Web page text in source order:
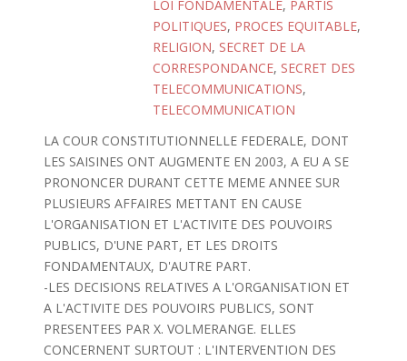
LOI FONDAMENTALE, PARTIS
POLITIQUES, PROCES EQUITABLE,
RELIGION, SECRET DE LA
CORRESPONDANCE, SECRET DES
TELECOMMUNICATIONS,
TELECOMMUNICATION
LA COUR CONSTITUTIONNELLE FEDERALE, DONT
LES SAISINES ONT AUGMENTE EN 2003, A EU A SE
PRONONCER DURANT CETTE MEME ANNEE SUR
PLUSIEURS AFFAIRES METTANT EN CAUSE
L'ORGANISATION ET L'ACTIVITE DES POUVOIRS
PUBLICS, D'UNE PART, ET LES DROITS
FONDAMENTAUX, D'AUTRE PART.
-LES DECISIONS RELATIVES A L'ORGANISATION ET
A L'ACTIVITE DES POUVOIRS PUBLICS, SONT
PRESENTEES PAR X. VOLMERANGE. ELLES
CONCERNENT SURTOUT : L'INTERVENTION DES